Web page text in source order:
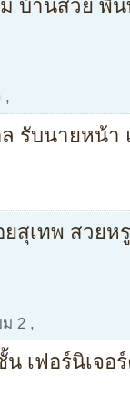
บ้านสวย พื้น
,
รับนายหน้า
สุเทพ สวยห
2 ,
เฟอร์นิเจอ